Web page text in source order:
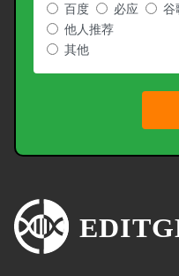
百度 必应 谷
他人推荐
其他